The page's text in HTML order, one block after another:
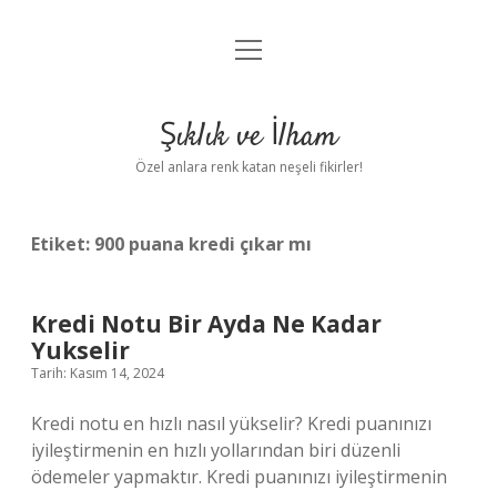
Anasayfa
Yasal Uyarı
menüyü
Şıklık ve İlham
Özel anlara renk katan neşeli fikirler!
Etiket: 900 puana kredi çıkar mı
Kredi Notu Bir Ayda Ne Kadar
Yukselir
Tarih: Kasım 14, 2024
Kredi notu en hızlı nasıl yükselir? Kredi puanınızı
iyileştirmenin en hızlı yollarından biri düzenli
ödemeler yapmaktır. Kredi puanınızı iyileştirmenin